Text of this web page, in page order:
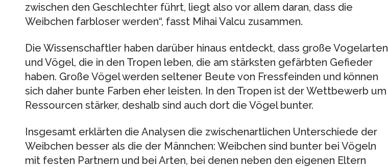
zwischen den Geschlechter führt, liegt also vor allem daran, dass die
Weibchen farbloser werden“, fasst Mihai Valcu zusammen.
Die Wissenschaftler haben darüber hinaus entdeckt, dass große Vogelarten
und Vögel, die in den Tropen leben, die am stärksten gefärbten Gefieder
haben. Große Vögel werden seltener Beute von Fressfeinden und können
sich daher bunte Farben eher leisten. In den Tropen ist der Wettbewerb um
Ressourcen stärker, deshalb sind auch dort die Vögel bunter.
Insgesamt erklärten die Analysen die zwischenartlichen Unterschiede der
Weibchen besser als die der Männchen: Weibchen sind bunter bei Vögeln
mit festen Partnern und bei Arten, bei denen neben den eigenen Eltern